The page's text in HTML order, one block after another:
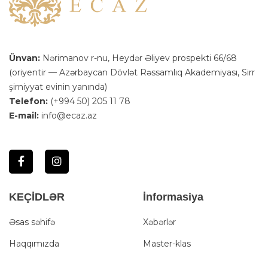
Ünvan: Nərimanov r-nu, Heydər Əliyev prospekti 66/68
(oriyentir — Azərbaycan Dövlət Rəssamlıq Akademiyası, Sirr
şirniyyat evinin yanında)
Telefon: (+994 50) 205 11 78
E-mail: info@ecaz.az
KEÇİDLƏR
Əsas səhifə
Haqqımızda
İnformasiya
Xəbərlər
Master-klas